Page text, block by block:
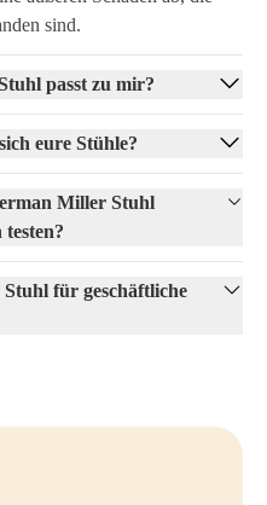
sind.
passt zu mir?
eure Stühle?
Miller Stuhl
testen?
für geschäftliche